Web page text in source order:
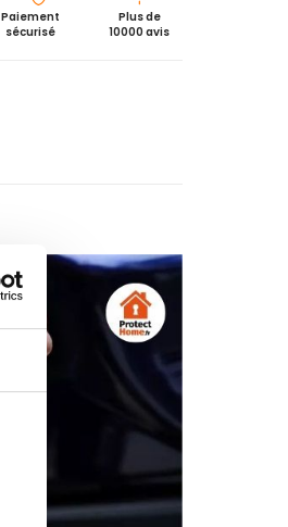
Paiement
sécurisé
Plus de
10000 avis